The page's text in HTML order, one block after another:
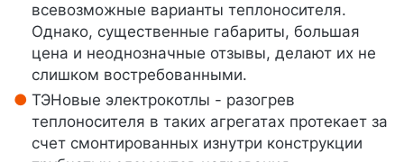
всевозможные варианты теплоносителя.
Однако, существенные габариты, большая
цена и неоднозначные отзывы, делают их не
слишком востребованными.
ТЭНовые электрокотлы - разогрев
теплоносителя в таких агрегатах протекает за
счет смонтированных изнутри конструкции